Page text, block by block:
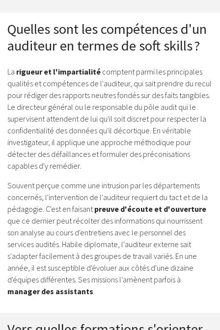
Quelles sont les compétences d'un
auditeur en termes de soft skills ?
La rigueur et l'impartialité comptent parmi les principales
qualités et compétences de l'auditeur, qui sait prendre du recul
pour rédiger des rapports neutres fondés sur des faits tangibles.
Le directeur général ou le responsable du pôle audit qui le
supervisent attendent de lui qu'il soit discret pour respecter la
confidentialité des données qu'il décortique. En véritable
investigateur, il applique une approche méthodique pour
détecter des défaillances et formuler des préconisations
capables d'y remédier.
Souvent perçue comme une intrusion par les départements
concernés, l'intervention de l'auditeur requiert du tact et de la
pédagogie. C'est en faisantpreuve d'écoute et d'ouverture
que ce dernier peut récolter des informations qui nourrissent
son analyse au cours d'entretiens avec le personnel des
services audités. Habile diplomate, l'auditeur externe sait
s'adapter facilement à des groupes de travail variés. En une
année, il est susceptible d'évoluer aux côtés d'une dizaine
d'équipes différentes. Ses missions l'amènent parfois à
manager des assistants.